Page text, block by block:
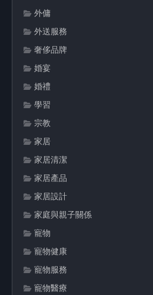
外傭
外送服務
奢侈品牌
婚宴
婚禮
學習
宗教
家居
家居清潔
家居產品
家居設計
家庭與親子關係
寵物
寵物健康
寵物服務
寵物醫療